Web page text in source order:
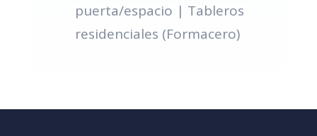
puerta/espacio | Tableros
residenciales (Formacero)